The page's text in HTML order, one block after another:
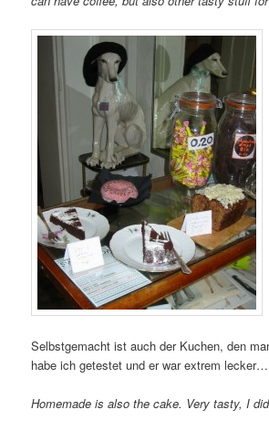
Selbstgemacht ist auch der Kuchen, den
habe ich getestet und er war extrem lecker…
Homemade is also the cake. Very tasty, I